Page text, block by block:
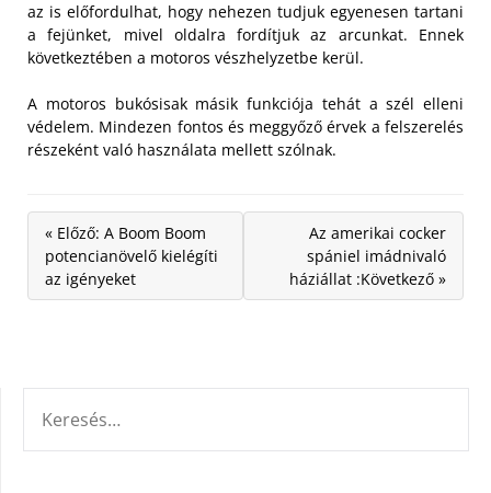
az is előfordulhat, hogy nehezen tudjuk egyenesen tartani
a fejünket, mivel oldalra fordítjuk az arcunkat. Ennek
következtében a motoros vészhelyzetbe kerül.
A motoros bukósisak másik funkciója tehát a szél elleni
védelem. Mindezen fontos és meggyőző érvek a felszerelés
részeként való használata mellett szólnak.
« Előző: A Boom Boom
potencianövelő kielégíti
az igényeket
Az amerikai cocker
spániel imádnivaló
háziállat :Következő »